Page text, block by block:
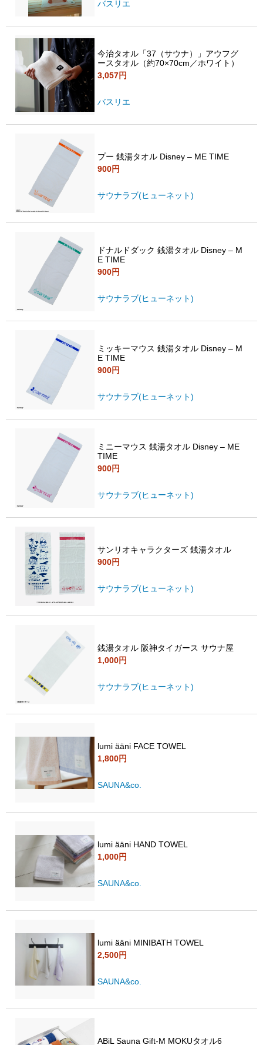
バスリエ
今治タオル「37（サウナ）」アウフグ
ースタオル（約70×70cm／ホワイト）
3,057円
バスリエ
プー 銭湯タオル Disney – ME TIME
900円
サウナラブ(ヒューネット)
ドナルドダック 銭湯タオル Disney – M
E TIME
900円
サウナラブ(ヒューネット)
ミッキーマウス 銭湯タオル Disney – M
E TIME
900円
サウナラブ(ヒューネット)
ミニーマウス 銭湯タオル Disney – ME
TIME
900円
サウナラブ(ヒューネット)
サンリオキャラクターズ 銭湯タオル
900円
サウナラブ(ヒューネット)
銭湯タオル 阪神タイガース サウナ屋
1,000円
サウナラブ(ヒューネット)
lumi ääni FACE TOWEL
1,800円
SAUNA&co.
lumi ääni HAND TOWEL
1,000円
SAUNA&co.
lumi ääni MINIBATH TOWEL
2,500円
SAUNA&co.
ABiL Sauna Gift-M MOKUタオル6